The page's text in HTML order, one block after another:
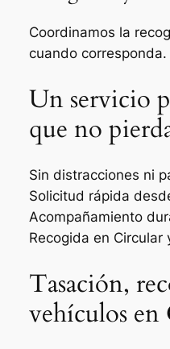
Coordinamos la
cuando corresponda.
Un servicio
que no
Sin distracciones ni
Solicitud rápida
Acompañamiento
Recogida en Circular
Tasación,
vehículos